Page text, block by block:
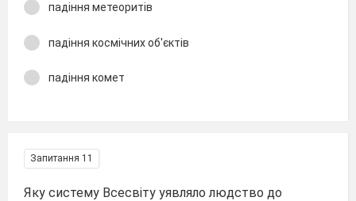
падіння метеоритів
падіння космічних об'єктів
падіння комет
Запитання 11
Яку систему Всесвіту уявляло людство до